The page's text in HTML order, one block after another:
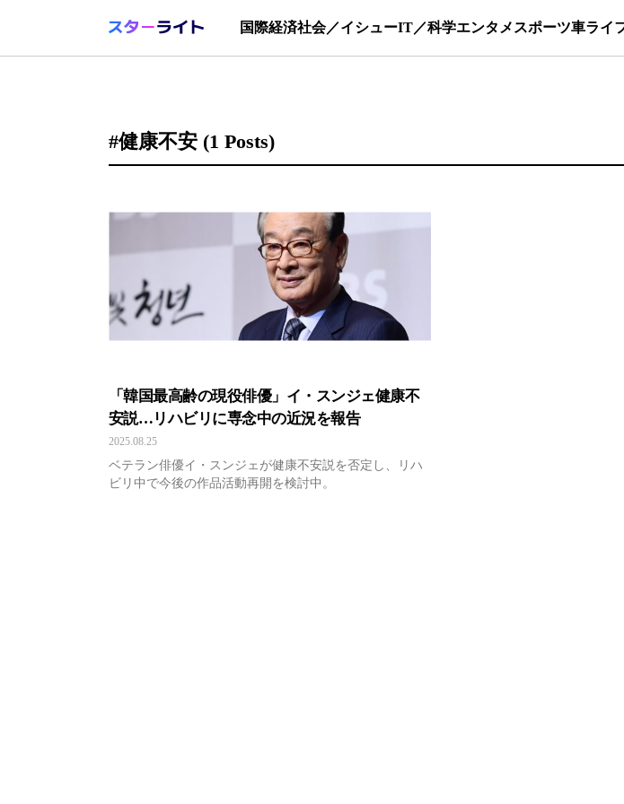
国際経済社会／イシューIT／科学エンタメ スポーツ車ライ
#健康不安 (1 Posts)
「韓国最高齢の現役俳優」イ・スンジェ健康不
安説…リハビリに専念中の近況を報告
2025.08.25
ベテラン俳優イ・スンジェが健康不安説を否定し、リハ
ビリ中で今後の作品活動再開を検討中。